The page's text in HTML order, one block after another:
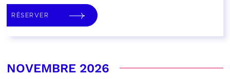
RÉSERVER
NOVEMBRE 2026